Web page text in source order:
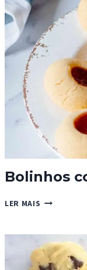
DE
ISABEL
II)
Bolinhos
LER MAIS BOLINHOS